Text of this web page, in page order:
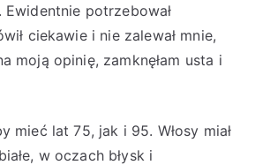
Ewidentnie potrzebował
ciekawie i nie zalewał mnie,
moją opinię, zamknęłam usta i
mieć lat 75, jak i 95. Włosy miał
w oczach błysk i